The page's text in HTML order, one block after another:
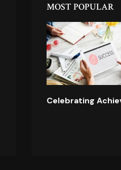
MOST POPULAR
Celebrating